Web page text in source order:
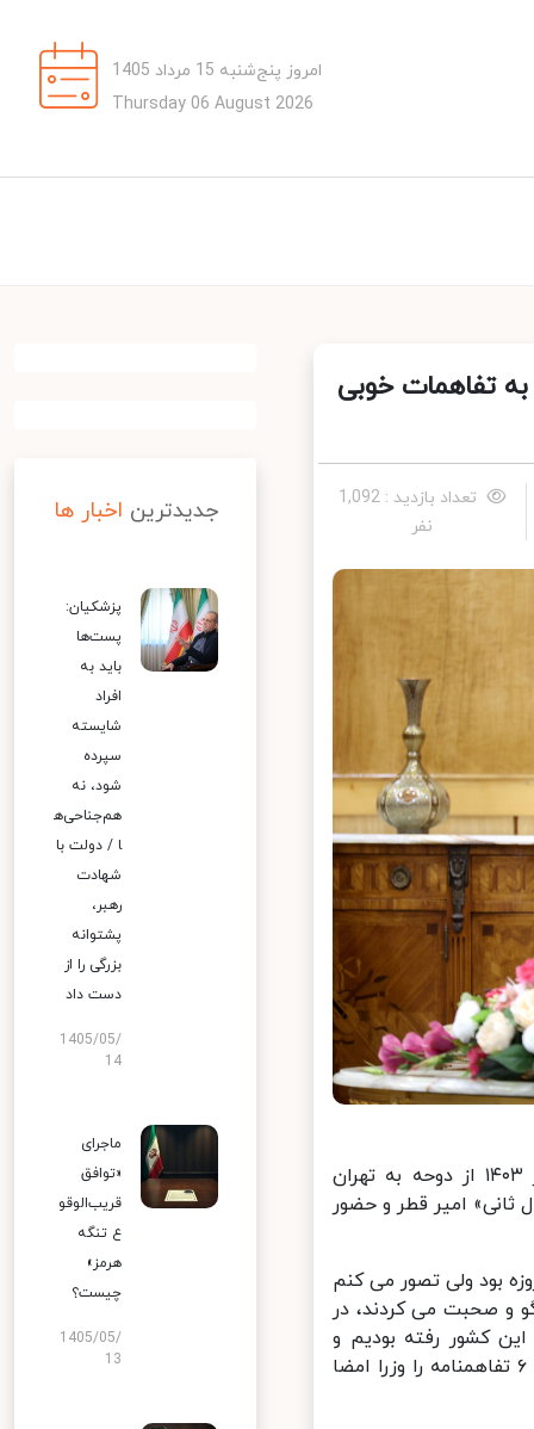
امروز پنج‌شنبه 15 مرداد 1405
Thursday 06 August 2026
قطر به تفاهمات خوبی
تعداد بازدید : 1,092
نفر
ایرنا نوشت: دکتر «مسعود پزشکیان» که شامگاه امشب پنجشنبه ۱۲ مهر ۱۴۰۳ از دوحه به تهران
امیر قطر و حضور
بود ولی تصور می کنم
و صحبت می کردند، در
کشور رفته بودیم و
استقبال خوبی شد؛ مذاکرات خوبی داشتیم و تفاهم هایی شکل گرفت؛ این ۶ تفاهمنامه را وزرا امضا
جدیدترین اخبار ها
پزشکیان:
پست‌ها
باید به
افراد
شایسته
سپرده
شود، نه
هم‌جناحی‌ه
ا / دولت با
شهادت
رهبر،
پشتوانه
بزرگی را از
دست داد
1405/05/
14
ماجرای
«توافق
قریب‌الوقو
ع تنگه
هرمز»
چیست؟
1405/05/
13